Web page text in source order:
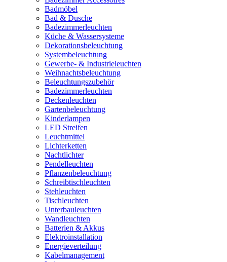
Badmöbel
Bad & Dusche
Badezimmerleuchten
Küche & Wassersysteme
Dekorationsbeleuchtung
Systembeleuchtung
Gewerbe- & Industrieleuchten
Weihnachtsbeleuchtung
Beleuchtungszubehör
Badezimmerleuchten
Deckenleuchten
Gartenbeleuchtung
Kinderlampen
LED Streifen
Leuchtmittel
Lichterketten
Nachtlichter
Pendelleuchten
Pflanzenbeleuchtung
Schreibtischleuchten
Stehleuchten
Tischleuchten
Unterbauleuchten
Wandleuchten
Batterien & Akkus
Elektroinstallation
Energieverteilung
Kabelmanagement